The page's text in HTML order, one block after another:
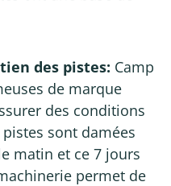
des pistes: Camp
de marque
des conditions
sont damées
matin et ce 7 jours
permet de